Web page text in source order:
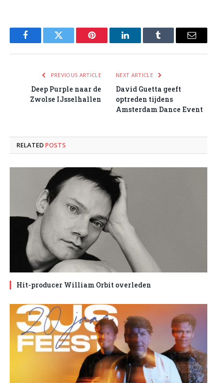
FacebookTwitter Pinterest LinkedInTumblr Email
PREVIOUS ARTICLE
Deep Purple naar de
Zwolse IJsselhallen
NEXT ARTICLE
David Guetta geeft
optreden tijdens
Amsterdam Dance Event
RELATED POSTS
Hit-producer William Orbit overleden